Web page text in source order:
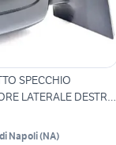
SPECCHIO
LATERALE DESTRO
Napoli(NA)